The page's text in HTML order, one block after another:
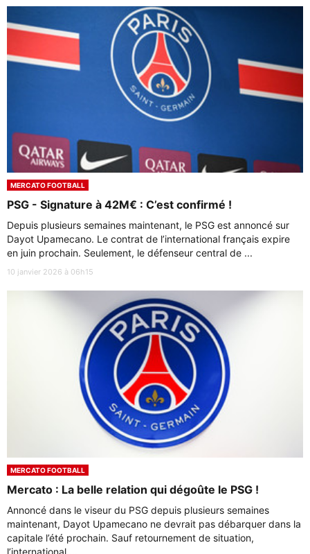
MERCATO FOOTBALL
PSG - Signature à 42M€ : C’est confirmé !
Depuis plusieurs semaines maintenant, le PSG est annoncé sur
Dayot Upamecano. Le contrat de l’international français expire
en juin prochain. Seulement, le défenseur central de ...
10 janvier 2026 à 06h15
MERCATO FOOTBALL
Mercato : La belle relation qui dégoûte le PSG !
Annoncé dans le viseur du PSG depuis plusieurs semaines
maintenant, Dayot Upamecano ne devrait pas débarquer dans la
capitale l’été prochain. Sauf retournement de situation,
l’international ...